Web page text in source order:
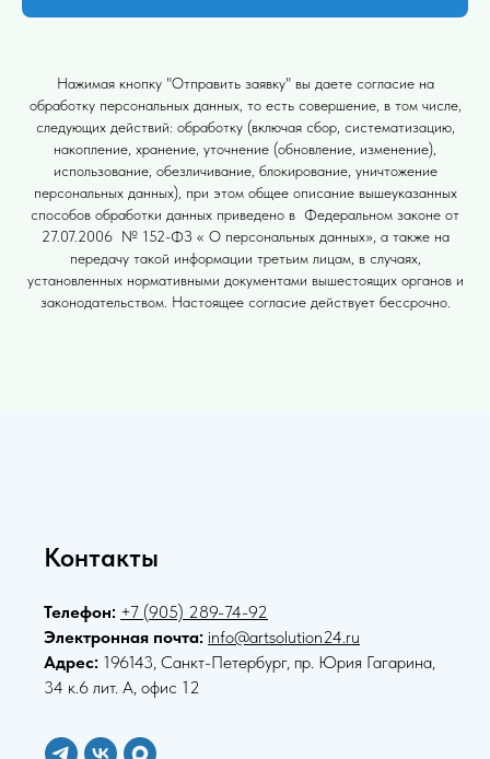
Нажимая кнопку "Отправить заявку" вы даете согласие на
обработку персональных данных, то есть совершение, в том числе,
следующих действий: обработку (включая сбор, систематизацию,
накопление, хранение, уточнение (обновление, изменение),
использование, обезличивание, блокирование, уничтожение
персональных данных), при этом общее описание вышеуказанных
способов обработки данных приведено в Федеральном законе от
27.07.2006 № 152-ФЗ « О персональных данных», а также на
передачу такой информации третьим лицам, в случаях,
установленных нормативными документами вышестоящих органов и
законодательством. Настоящее согласие действует бессрочно.
Контакты
Телефон: +7 (905) 289-74-92
Электронная почта: info@artsolution24.ru
Адрес: 196143, Санкт-Петербург, пр. Юрия Гагарина,
34 к.6 лит. А, офис 12